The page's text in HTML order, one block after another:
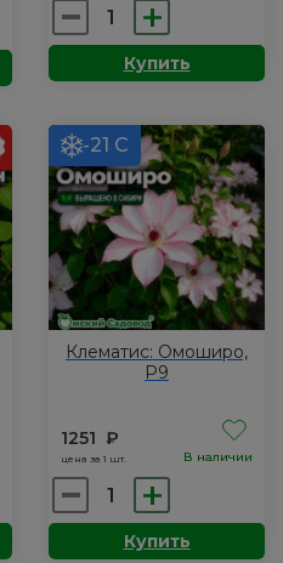
Количество
товара
Клематис:
Р9
Купить
-21 С
Клематис: Омоширо,
Р9
1251 ₽
цена за 1 шт. В наличии
Количество
товара
Клематис:Купить